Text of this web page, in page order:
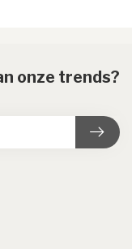
onze trends?